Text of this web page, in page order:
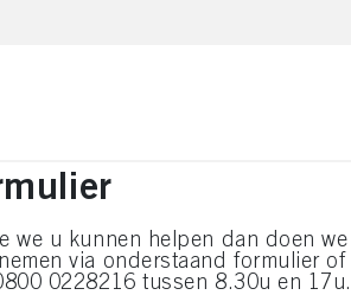
we u kunnen helpen dan doen
via onderstaand formulier of
0228216 tussen 8.30u en 17u.